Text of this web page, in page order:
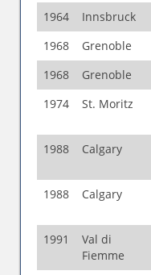
1964 Innsbruck
1968
Grenoble
1968
Grenoble
1974
St. Moritz
1988
Calgary
1988
Calgary
1991
Val di
Fiemme